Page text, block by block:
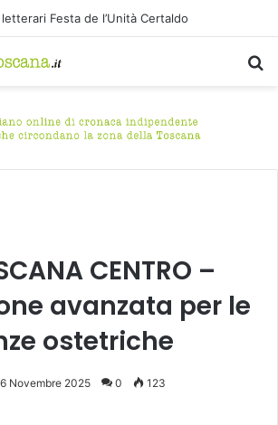
Festa de l’Unità Certaldo
CENTRO –
avanzata per le
ostetriche
Novembre 2025 0 123